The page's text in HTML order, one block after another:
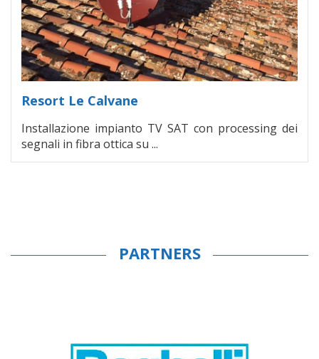
Resort Le Calvane
Installazione impianto TV SAT con processing dei
segnali in fibra ottica su ...
PARTNERS